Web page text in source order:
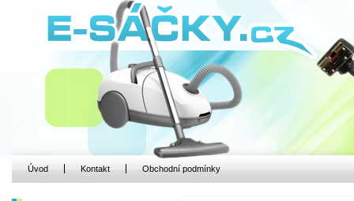
Úvod Kontakt Obchodní podmínky